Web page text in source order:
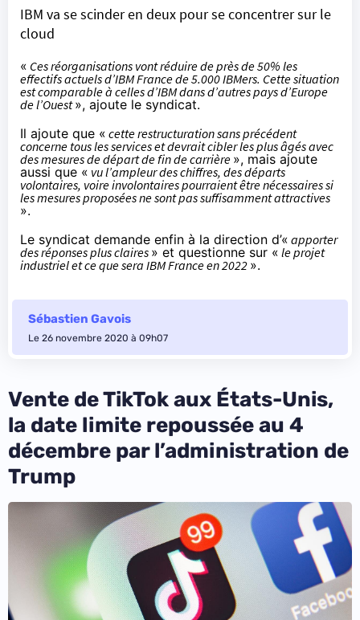
IBM va se scinder en deux pour se concentrer sur le
cloud
« Ces réorganisations vont réduire de près de 50% les
effectifs actuels d’IBM France de 5.000 IBMers. Cette situation
est comparable à celles d’IBM dans d’autres pays d’Europe
de l’Ouest», ajoute le syndicat.
Il ajoute que « cette restructuration sans précédent
concerne tous les services et devrait cibler les plus âgés avec
des mesures de départ de fin de carrière », mais ajoute
aussi que « vu l’ampleur des chiffres, des départs
volontaires, voire involontaires pourraient être nécessaires si
les mesures proposées ne sont pas suffisamment attractives
».
Le syndicat demande enfin à la direction d’« apporter
des réponses plus claires » et questionne sur « le projet
industriel et ce que sera IBM France en 2022 ».
Sébastien Gavois
Le 26 novembre 2020 à 09h07
Vente de TikTok aux États-Unis,
la date limite repoussée au 4
décembre par l’administration de
Trump